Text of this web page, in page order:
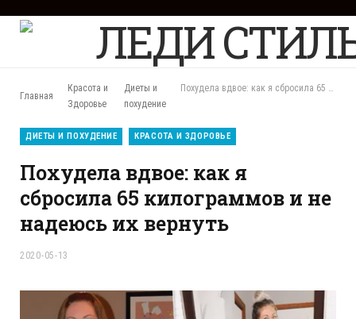
F
a
Главная
Красота и
Здоровье
Диеты и
похудение
Похудела вдвое: как я сбросила 65 килограммов и не надеюсь их вернуть
ДИЕТЫ И ПОХУДЕНИЕ КРАСОТА И ЗДОРОВЬЕ
Похудела вдвое: как я
сбросила 65 килограммов и не
надеюсь их вернуть
2020-05-13